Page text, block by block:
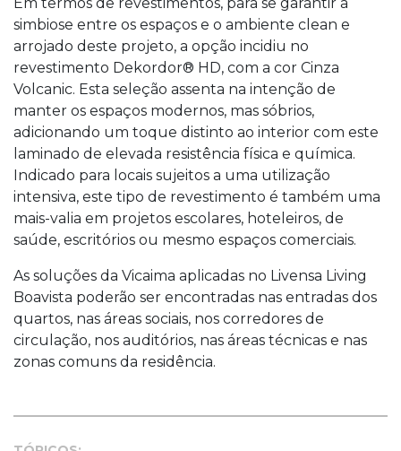
simbiose entre os espaços e o ambiente clean e
arrojado deste projeto, a opção incidiu no
revestimento Dekordor® HD, com a cor Cinza
Volcanic. Esta seleção assenta na intenção de
manter os espaços modernos, mas sóbrios,
adicionando um toque distinto ao interior com este
laminado de elevada resistência física e química.
Indicado para locais sujeitos a uma utilização
intensiva, este tipo de revestimento é também uma
mais-valia em projetos escolares, hoteleiros, de
saúde, escritórios ou mesmo espaços comerciais.
As soluções da Vicaima aplicadas no Livensa Living
Boavista poderão ser encontradas nas entradas dos
quartos, nas áreas sociais, nos corredores de
circulação, nos auditórios, nas áreas técnicas e nas
zonas comuns da residência.